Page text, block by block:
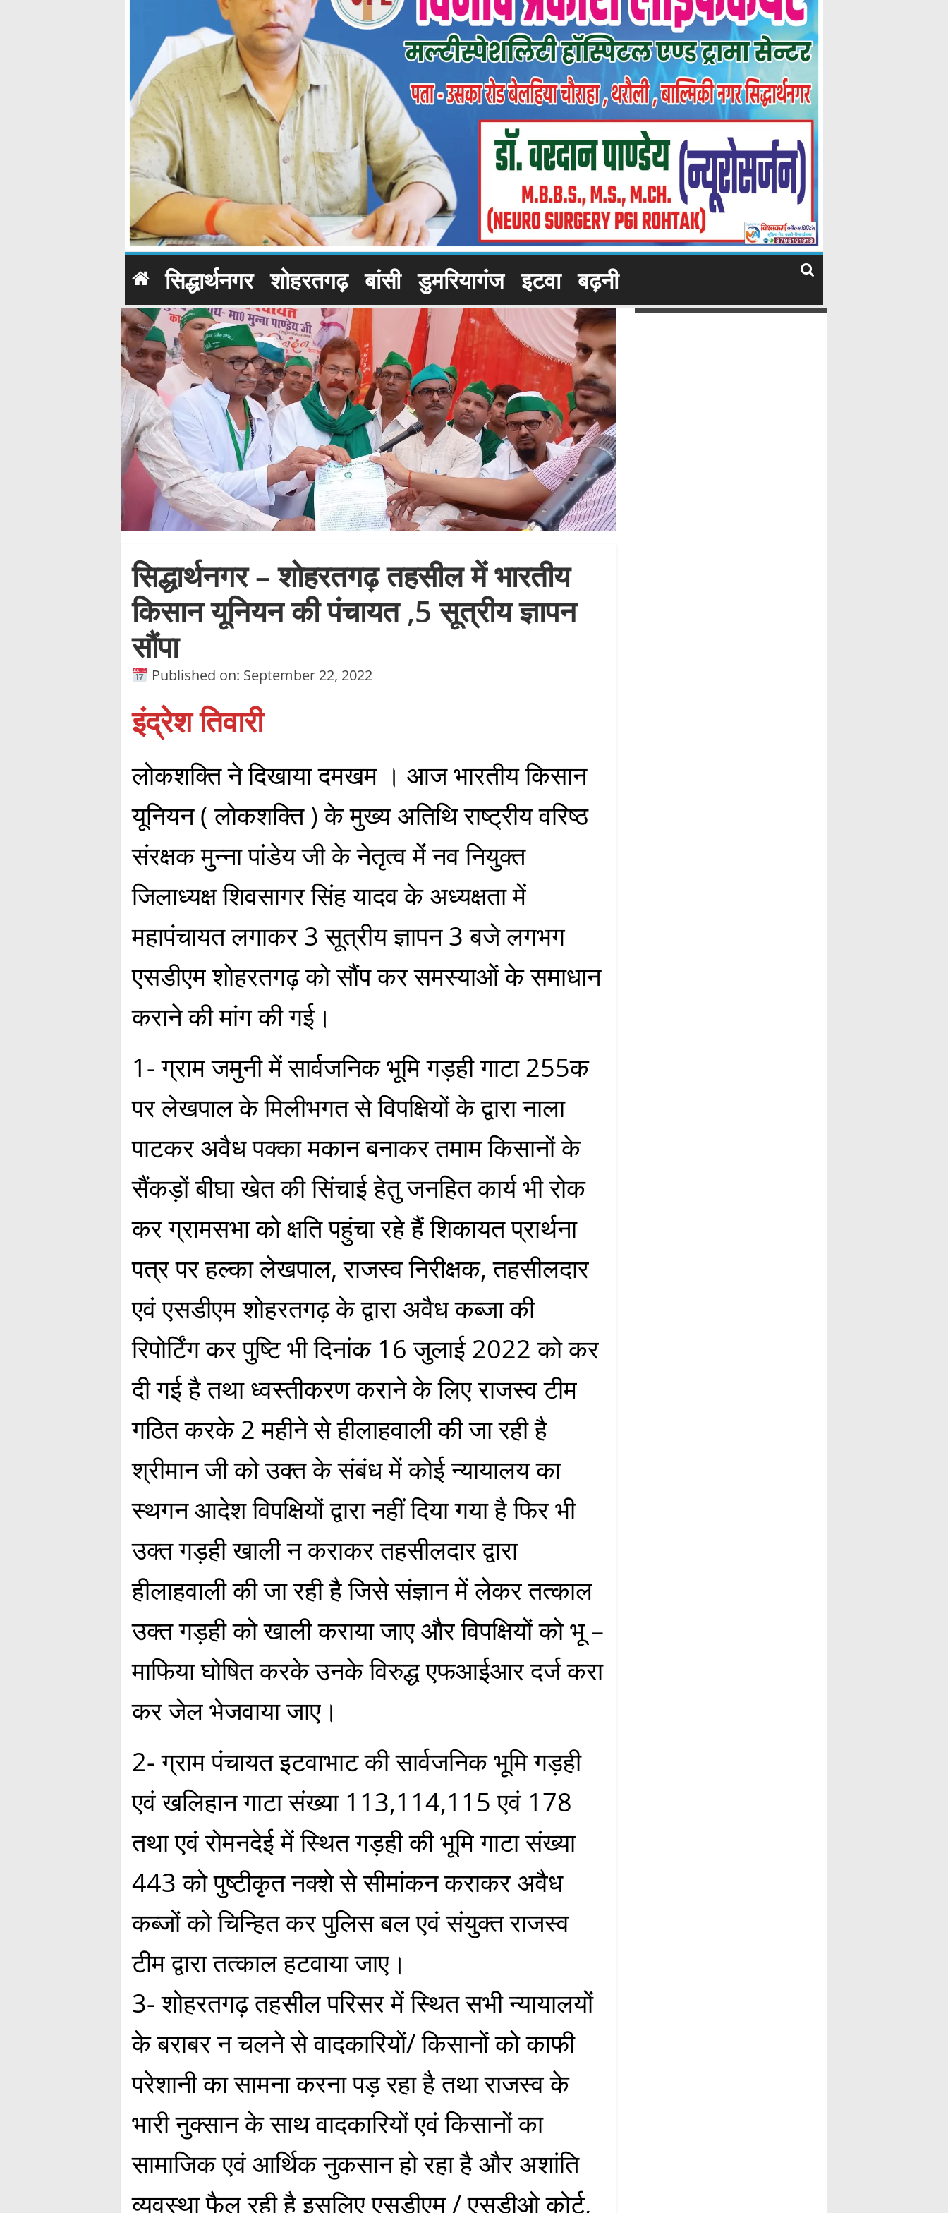
सिद्धार्थनगर शोहरतगढ़ बांसी डुमरियागंज इटवा बढ़नी
सिद्धार्थनगर – शोहरतगढ़ तहसील में भारतीय
किसान यूनियन की पंचायत ,5 सूत्रीय ज्ञापन
सौंपा
Published on: September 22, 2022
इंद्रेश तिवारी
लोकशक्ति ने दिखाया दमखम । आज भारतीय किसान
यूनियन ( लोकशक्ति ) के मुख्य अतिथि राष्ट्रीय वरिष्ठ
संरक्षक मुन्ना पांडेय जी के नेतृत्व मेंं नव नियुक्त
जिलाध्यक्ष शिवसागर सिंह यादव के अध्यक्षता में
महापंचायत लगाकर 3 सूत्रीय ज्ञापन 3 बजे लगभग
एसडीएम शोहरतगढ़ को सौंप कर समस्याओं के समाधान
कराने की मांग की गई।
1- ग्राम जमुनी में सार्वजनिक भूमि गड़ही गाटा 255क
पर लेखपाल के मिलीभगत से विपक्षियों के द्वारा नाला
पाटकर अवैध पक्का मकान बनाकर तमाम किसानों के
सैंकड़ों बीघा खेत की सिंचाई हेतु जनहित कार्य भी रोक
कर ग्रामसभा को क्षति पहुंचा रहे हैं शिकायत प्रार्थना
पत्र पर हल्का लेखपाल, राजस्व निरीक्षक, तहसीलदार
एवं एसडीएम शोहरतगढ़ के द्वारा अवैध कब्जा की
रिपोर्टिंग कर पुष्टि भी दिनांक 16 जुलाई 2022 को कर
दी गई है तथा ध्वस्तीकरण कराने के लिए राजस्व टीम
गठित करके 2 महीने से हीलाहवाली की जा रही है
श्रीमान जी को उक्त के संबंध में कोई न्यायालय का
स्थगन आदेश विपक्षियों द्वारा नहीं दिया गया है फिर भी
उक्त गड़ही खाली न कराकर तहसीलदार द्वारा
हीलाहवाली की जा रही है जिसे संज्ञान में लेकर तत्काल
उक्त गड़ही को खाली कराया जाए और विपक्षियों को भू –
माफिया घोषित करके उनके विरुद्ध एफआईआर दर्ज करा
कर जेल भेजवाया जाए।
2- ग्राम पंचायत इटवाभाट की सार्वजनिक भूमि गड़ही
एवं खलिहान गाटा संख्या 113,114,115 एवं 178
तथा एवं रोमनदेई में स्थित गड़ही की भूमि गाटा संख्या
443 को पुष्टीकृत नक्शे से सीमांकन कराकर अवैध
कब्जों को चिन्हित कर पुलिस बल एवं संयुक्त राजस्व
टीम द्वारा तत्काल हटवाया जाए।
3- शोहरतगढ़ तहसील परिसर में स्थित सभी न्यायालयों
के बराबर न चलने से वादकारियों/ किसानों को काफी
परेशानी का सामना करना पड़ रहा है तथा राजस्व के
भारी नुक्सान के साथ वादकारियों एवं किसानों का
सामाजिक एवं आर्थिक नुकसान हो रहा है और अशांति
व्यवस्था फैल रही है इसलिए एसडीएम / एसडीओ कोर्ट,